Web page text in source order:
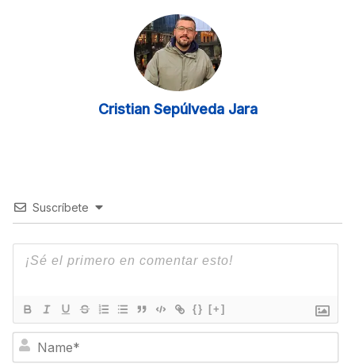
Cristian Sepúlveda Jara
Suscríbete
{} [+]